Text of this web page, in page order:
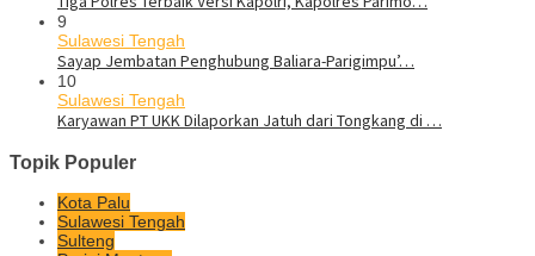
9
Sulawesi Tengah
Sayap Jembatan Penghubung Baliara-Parigimpu’…
10
Sulawesi Tengah
Karyawan PT UKK Dilaporkan Jatuh dari Tongkang di …
Topik Populer
Kota Palu
Sulawesi Tengah
Sulteng